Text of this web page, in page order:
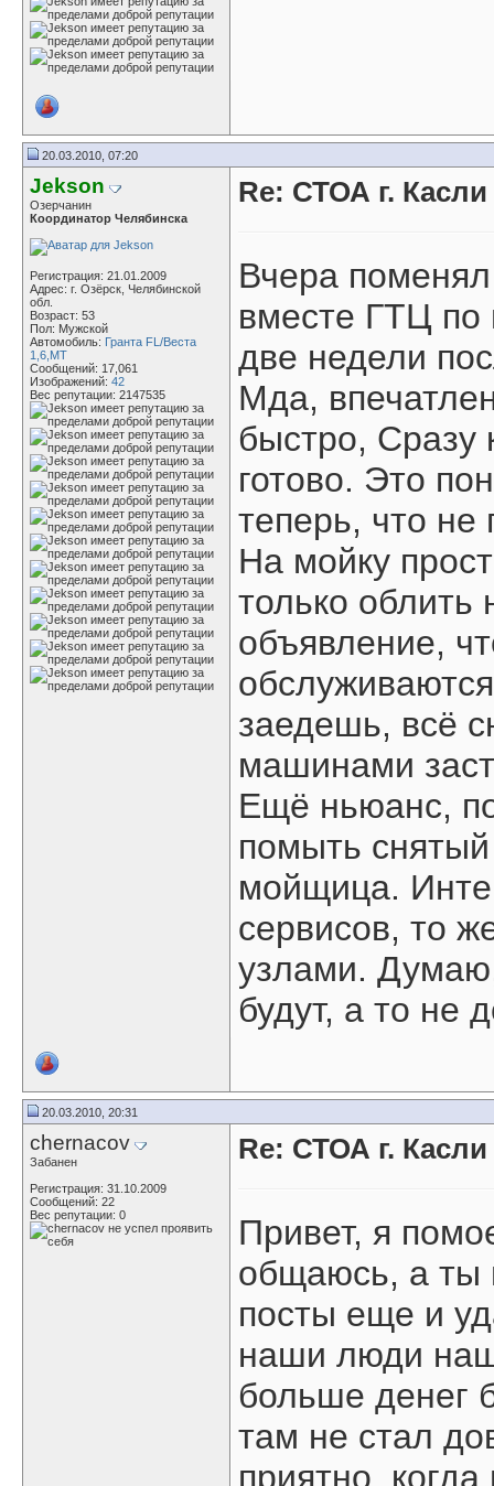
20.03.2010, 07:20
Jekson
Озерчанин
Координатор Челябинска
Регистрация: 21.01.2009
Адрес: г. Озёрск, Челябинской
обл.
Возраст: 53
Пол: Мужской
Автомобиль: Гранта FL/Веста
1,6,МТ
Сообщений: 17,061
Изображений: 42
Вес репутации: 2147535
Re: СТОА г.
Вчера
вместе ГТЦ по
две недели
Мда,
быстро, Сразу
готово. Это
теперь, что не
На мойку
только
объявление,
заедешь, всё
машинами
Ещё ньюанс,
помыть
мойщица.
сервисов, то
узлами.
будут, а то не
20.03.2010, 20:31
chernacov
Забанен
Регистрация: 31.10.2009
Сообщений: 22
Вес репутации: 0
Re: СТОА г.
Привет, я
общаюсь, а ты
посты еще и
наши люди
больше денег
там не стал
приятно,